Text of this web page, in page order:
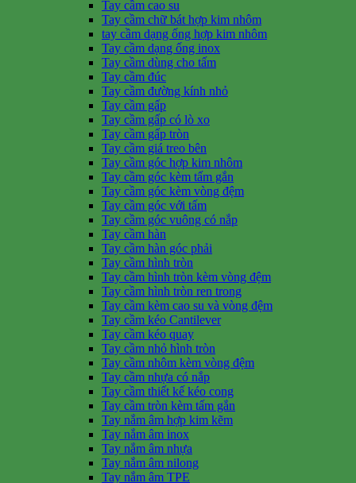
Tay cầm cao su
Tay cầm chữ bát hợp kim nhôm
tay cầm dạng ống hợp kim nhôm
Tay cầm dạng ống inox
Tay cầm dùng cho tấm
Tay cầm đúc
Tay cầm đường kính nhỏ
Tay cầm gấp
Tay cầm gấp có lò xo
Tay cầm gấp tròn
Tay cầm giá treo bên
Tay cầm góc hợp kim nhôm
Tay cầm góc kèm tấm gắn
Tay cầm góc kèm vòng đệm
Tay cầm góc với tấm
Tay cầm góc vuông có nắp
Tay cầm hàn
Tay cầm hàn góc phải
Tay cầm hình tròn
Tay cầm hình tròn kèm vòng đệm
Tay cầm hình tròn ren trong
Tay cầm kèm cao su và vòng đệm
Tay cầm kéo Cantilever
Tay cầm kéo quay
Tay cầm nhỏ hình tròn
Tay cầm nhôm kèm vòng đệm
Tay cầm nhựa có nắp
Tay cầm thiết kế kéo cong
Tay cầm tròn kèm tấm gắn
Tay nắm âm hợp kim kẽm
Tay nắm âm inox
Tay nắm âm nhựa
Tay nắm âm nilong
Tay nắm âm TPE